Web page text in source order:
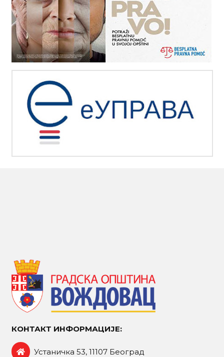
КОНТАКТ ИНФОРМАЦИЈЕ:
Устаничка 53, 11107 Београд